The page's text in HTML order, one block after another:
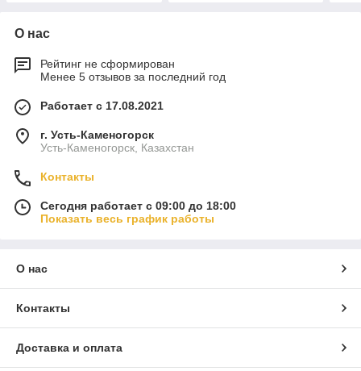
О нас
Рейтинг не сформирован
Менее 5 отзывов за последний год
Работает с 17.08.2021
г. Усть-Каменогорск
Усть-Каменогорск, Казахстан
Контакты
Сегодня работает с 09:00 до 18:00
Показать весь график работы
О нас
Контакты
Доставка и оплата